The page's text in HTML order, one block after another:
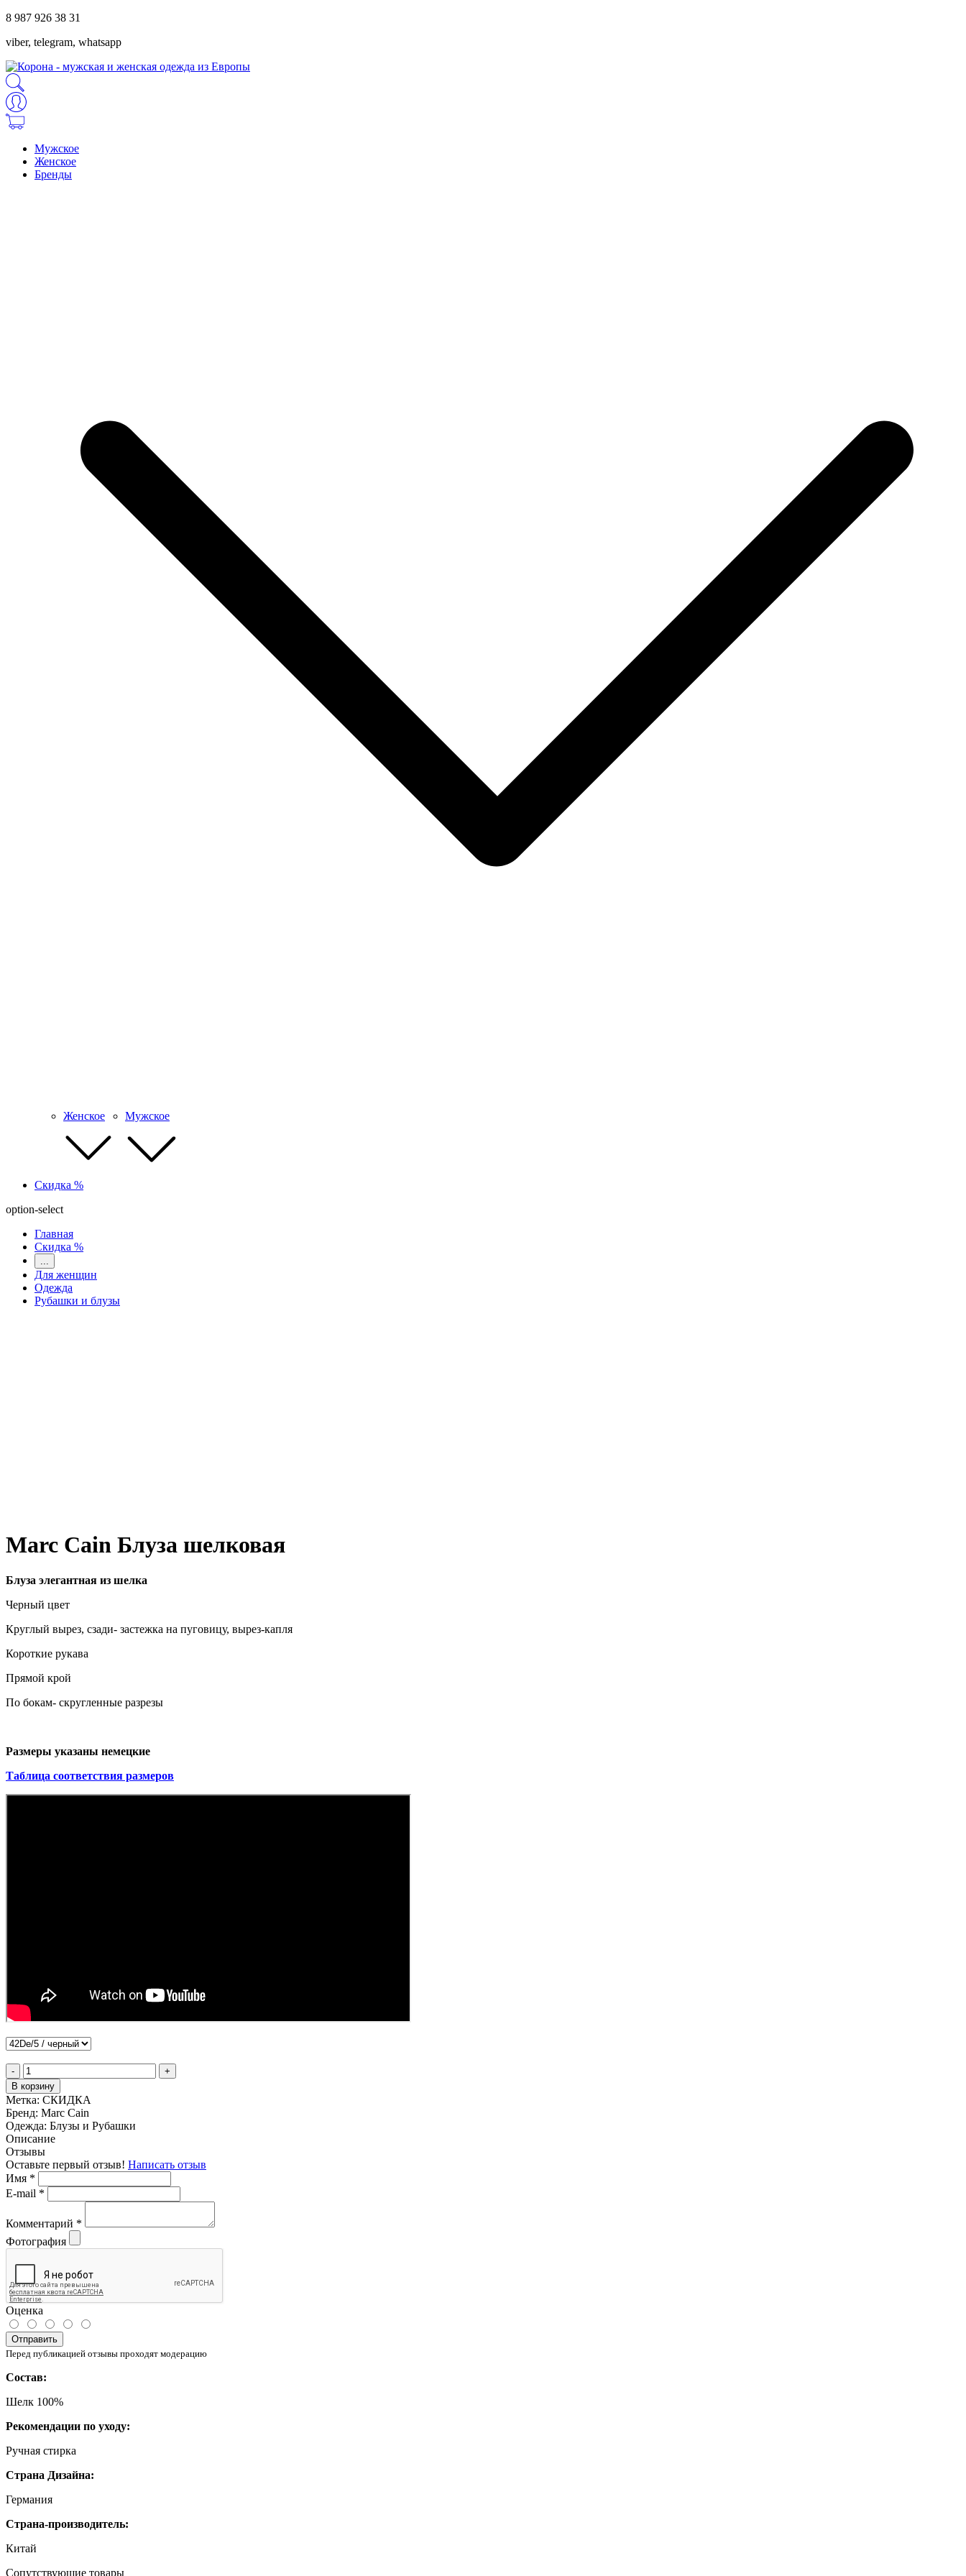
8 987 926 38 31
viber, telegram, whatsapp
Мужское
Женское
Бренды
Женское Мужское
Скидка %
option-select
Главная
Скидка %
Для женщин
Одежда
Рубашки и блузы
Marc Cain Блуза шелковая
Блуза элегантная из шелка
Черный цвет
Круглый вырез, сзади- застежка на пуговицу, вырез-капля
Короткие рукава
Прямой крой
По бокам- скругленные разрезы
Размеры указаны немецкие
Таблица соответствия размеров
-
+
В корзину
Метка: СКИДКА
Бренд: Marc Cain
Одежда: Блузы и Рубашки
Описание
Отзывы
Оставьте первый отзыв! Написать отзыв
Имя *
E-mail *
Комментарий *
Фотография
Оценка
Отправить
Перед публикацией отзывы проходят модерацию
Состав:
Шелк 100%
Рекомендации по уходу:
Ручная стирка
Страна Дизайна:
Германия
Страна-производитель:
Китай
Сопутствующие товары